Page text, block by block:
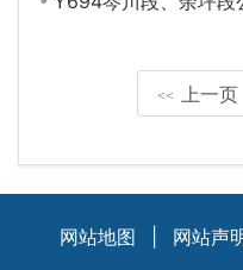
<< 上一页
网站地图 网站声